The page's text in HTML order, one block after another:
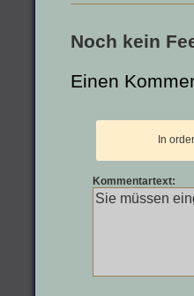
Noch kein
Einen
In
Kommentartext: